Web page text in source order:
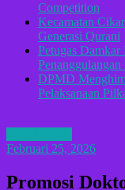
Competition
Kecamatan
Generasi Qurani
Petugas Damkar
DPMD
Pelaksanaan
Februari 25, 2026
Promosi